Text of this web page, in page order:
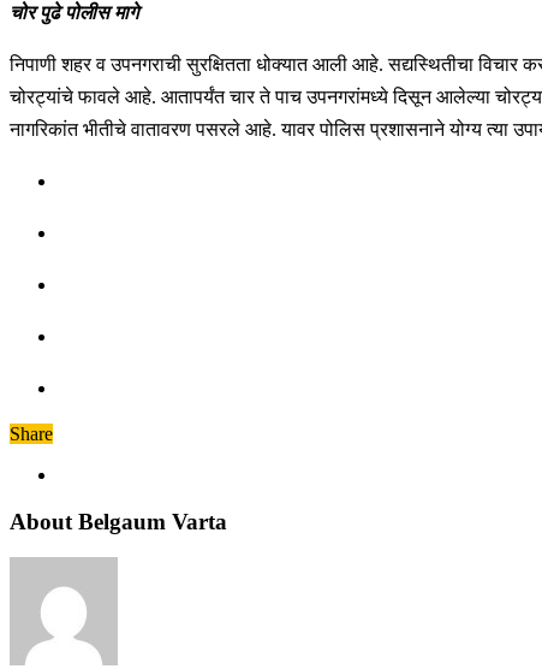
चोर पुढे पोलीस मागे
निपाणी शहर व उपनगराची सुरक्षितता धोक्यात आली आहे. सद्यस्थितीचा
चोरट्यांचे फावले आहे. आतापर्यंत चार ते पाच उपनगरांमध्ये दिसून आलेल्या
नागरिकांत भीतीचे वातावरण पसरले आहे. यावर पोलिस प्रशासनाने योग्य त्या
Share
About Belgaum Varta